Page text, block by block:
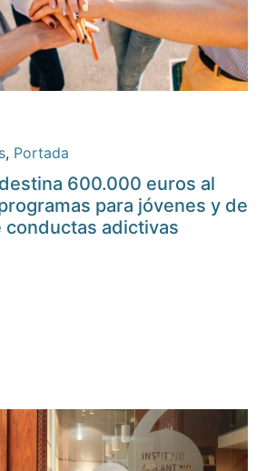
, Portada
600.000 euros al
para jóvenes y de
conductas adictivas